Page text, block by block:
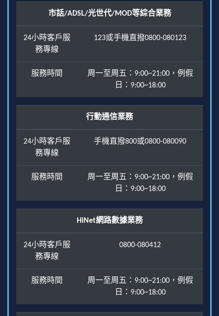
市話/ADSL/光世代/MOD等綜合業務
24小時客戶服
務專線
123或手機直撥0800-080123
服務時間
周一至周五：9:00~21:00，例假
日：9:00~18:00
行動通信業務
24小時客戶服
務專線
手機直撥800或0800-080090
服務時間
周一至周五：9:00~21:00，例假
日：9:00~18:00
HiNet網路數據業務
24小時客戶服
務專線
0800-080412
服務時間
周一至周五：9:00~21:00，例假
日：9:00~18:00